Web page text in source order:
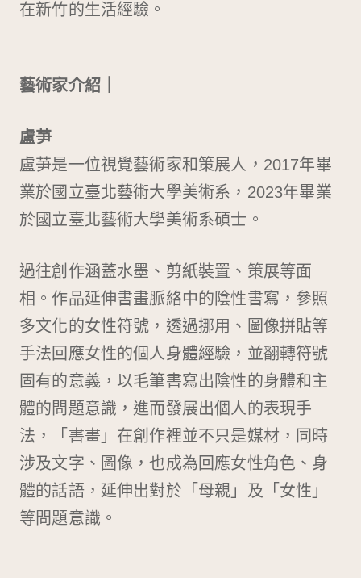
在新竹的生活經驗。
藝術家介紹｜
盧芛
盧芛是一位視覺藝術家和策展人，2017年畢
業於國立臺北藝術大學美術系，2023年畢業
於國立臺北藝術大學美術系碩士。
過往創作涵蓋水墨、剪紙裝置、策展等面
相。作品延伸書畫脈絡中的陰性書寫，參照
多文化的女性符號，透過挪用、圖像拼貼等
手法回應女性的個人身體經驗，並翻轉符號
固有的意義，以毛筆書寫出陰性的身體和主
體的問題意識，進而發展出個人的表現手
法，「書畫」在創作裡並不只是媒材，同時
涉及文字、圖像，也成為回應女性角色、身
體的話語，延伸出對於「母親」及「女性」
等問題意識。